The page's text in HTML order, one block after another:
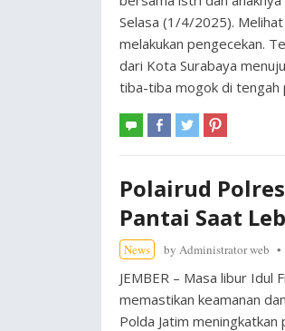
Selasa (1/4/2025).
melakukan pengecekan.
dari Kota Surabaya
tiba-tiba mogok di tengah
Polairud
Pantai Saat
News by Administrator web
JEMBER – Masa libur
memastikan keamanan
Polda Jatim